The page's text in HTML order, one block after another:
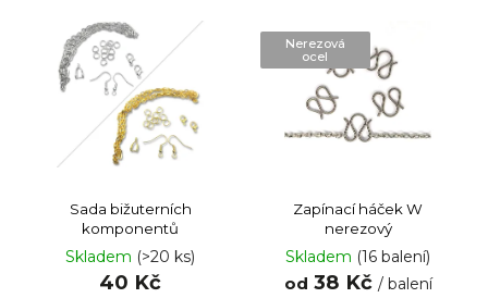
Nejprodávanější
Abecedně
Sada bižuterních
komponentů
Skladem (>20 ks)
40 Kč
Nerezová
ocel
Zapínací háček W
nerezový
Skladem (16 balení)
od 38 Kč / balení